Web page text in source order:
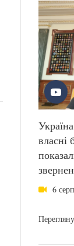
власні
6